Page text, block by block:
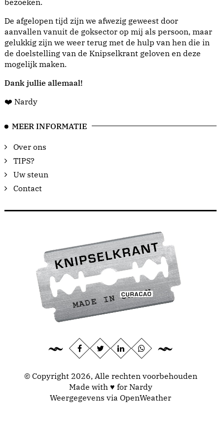
bezoeken.
De afgelopen tijd zijn we afwezig geweest door
aanvallen vanuit de goksector op mij als persoon, maar
gelukkig zijn we weer terug met de hulp van hen die in
de doelstelling van de Knipselkrant geloven en deze
mogelijk maken.
Dank jullie allemaal!
❤️ Nardy
MEER INFORMATIE
Over ons
TIPS?
Uw steun
Contact
© Copyright 2026, Alle rechten voorbehouden
Made with ♥ for Nardy
Weergegevens via OpenWeather